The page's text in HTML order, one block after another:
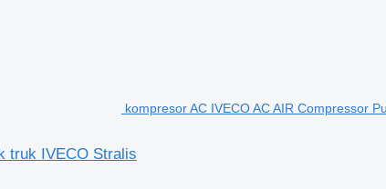
kompresor AC IVECO AC AIR Compressor
truk IVECO Stralis